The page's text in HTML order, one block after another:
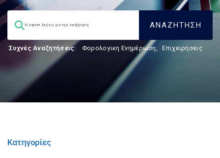
Συχνές Αναζητήσεις: Φορολογικη Ενημέρωση, Επιχειρήσεις
Κατηγορίες